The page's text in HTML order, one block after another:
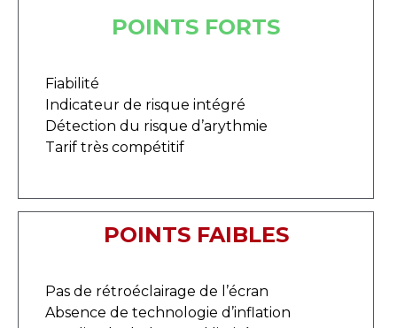
POINTS FORTS
Fiabilité
Indicateur de risque intégré
Détection du risque d’arythmie
Tarif très compétitif
POINTS FAIBLES
Pas de rétroéclairage de l’écran
Absence de technologie d’inflation